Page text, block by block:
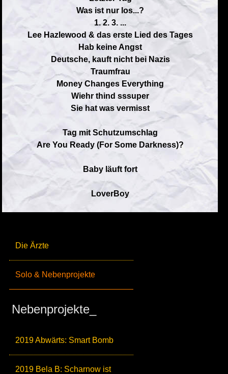
Die Ärzte
Solo & Nebenprojekte
Nebenprojekte_
2019 Abwärts: Smart Bomb
2019 Bela B: Scharnow ist
Was ist nur los...?
1. 2. 3. ...
Lee Hazlewood & das erste Lied des Tages
Hab keine Angst
Deutsche, kauft nicht bei Nazis
Traumfrau
Money Changes Everything
Wiehr thind sssuper
Sie hat was vermisst
Tag mit Schutzumschlag
Are You Ready (For Some Darkness)?
Baby läuft fort
LoverBoy